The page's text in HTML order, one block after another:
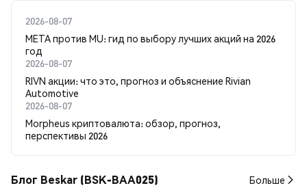
2026-08-07
META против MU: гид по выбору лучших акций на 2026
год
2026-08-07
RIVN акции: что это, прогноз и объяснение Rivian
Automotive
2026-08-07
Morpheus криптовалюта: обзор, прогноз,
перспективы 2026
Блог Beskar (BSK-BAA025) Больше